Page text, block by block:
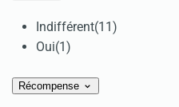
Indifférent(11)
Oui(1)
Récompense